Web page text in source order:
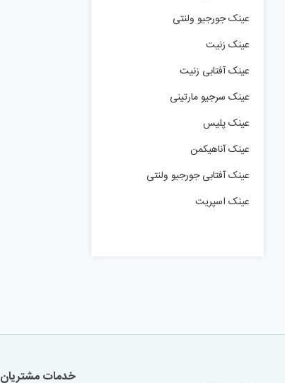
عینک جورجیو ولنتی
عینک زنیت
عینک آفتابی زنیت
عینک سرجیو مارتینی
عینک پلیس
عینک آناهیکمن
عینک آفتابی جورجیو ولنتی
عینک اسپریت
خدمات مشتریان